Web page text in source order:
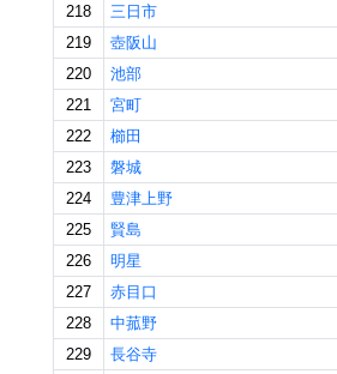
218
三日市
219
壺阪山
220
池部
221
宮町
222
櫛田
223
磐城
224
豊津上野
225
賢島
226
明星
227
赤目口
228
中菰野
229
長谷寺